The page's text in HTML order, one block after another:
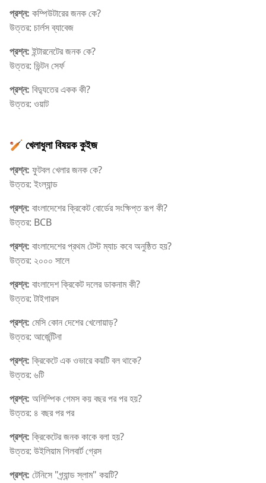
প্রশ্ন: কম্পিউটারের জনক কে?
উত্তর: চার্লস ব্যাবেজ
প্রশ্ন:ইন্টারনেটের জনক কে?
উত্তর: ভিন্টন সের্ফ
প্রশ্ন: বিদ্যুতের একক কী?
উত্তর: ওয়াট
🏏 খেলাধুলা বিষয়ক কুইজ
প্রশ্ন: ফুটবল খেলার জনক কে?
উত্তর: ইংল্যান্ড
প্রশ্ন: বাংলাদেশের ক্রিকেট বোর্ডের সংক্ষিপ্ত রূপ কী?
উত্তর: BCB
প্রশ্ন: বাংলাদেশের প্রথম টেস্ট ম্যাচ কবে অনুষ্ঠিত হয়?
উত্তর: ২০০০ সালে
প্রশ্ন: বাংলাদেশ ক্রিকেট দলের ডাকনাম কী?
উত্তর: টাইগারস
প্রশ্ন: মেসি কোন দেশের খেলোয়াড়?
উত্তর: আর্জেন্টিনা
প্রশ্ন: ক্রিকেটে এক ওভারে কয়টি বল থাকে?
উত্তর: ৬টি
প্রশ্ন: অলিম্পিক গেমস কয় বছর পর পর হয়?
উত্তর: ৪ বছর পর পর
প্রশ্ন: ক্রিকেটের জনক কাকে বলা হয়?
উত্তর: উইলিয়াম গিলবার্ট গ্রেস
প্রশ্ন: টেনিসে "গ্র্যান্ড স্লাম" কয়টি?